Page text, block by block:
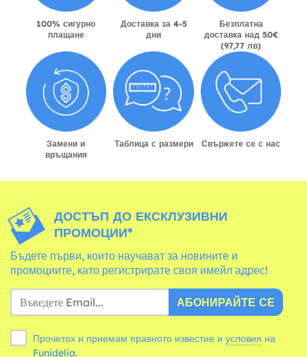
100% сигурно
плащане
Доставка за 4-5
дни
Безплатна
доставка над 50€
(97,77 лв)
Замени и
връщания
Таблица с размери Свържете се с нас
ДОСТЪП ДО ЕКСКЛУЗИВНИ
ПРОМОЦИИ*
Бъдете първи, които научават за новините и
промоциите, като регистрирате своя имейл адрес!
АБОНИРАЙТЕ СЕ
Прочетох и приемам правното известие и условия
Funidelia.